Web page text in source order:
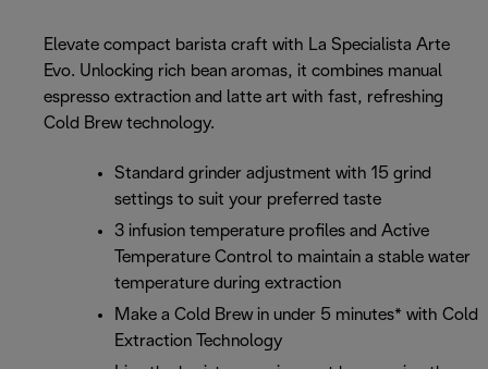
Elevate compact barista craft with La Specialista Arte
Evo. Unlocking rich bean aromas, it combines manual
espresso extraction and latte art with fast, refreshing
Cold Brew technology.
Standard grinder adjustment with 15 grind
settings to suit your preferred taste
3 infusion temperature profiles and Active
Temperature Control to maintain a stable water
temperature during extraction
Make a Cold Brew in under 5 minutes* with Cold
Extraction Technology